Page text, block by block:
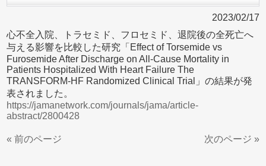
2023/02/17
心不全入院、トラセミド、フロセミド、退院後の全死亡へ
与える影響を比較した研究「Effect of Torsemide vs
Furosemide After Discharge on All-Cause Mortality in
Patients Hospitalized With Heart Failure The
TRANSFORM-HF Randomized Clinical Trial」の結果が発
表されました。
https://jamanetwork.com/journals/jama/article-
abstract/2800428
« 前のページ 次のページ »